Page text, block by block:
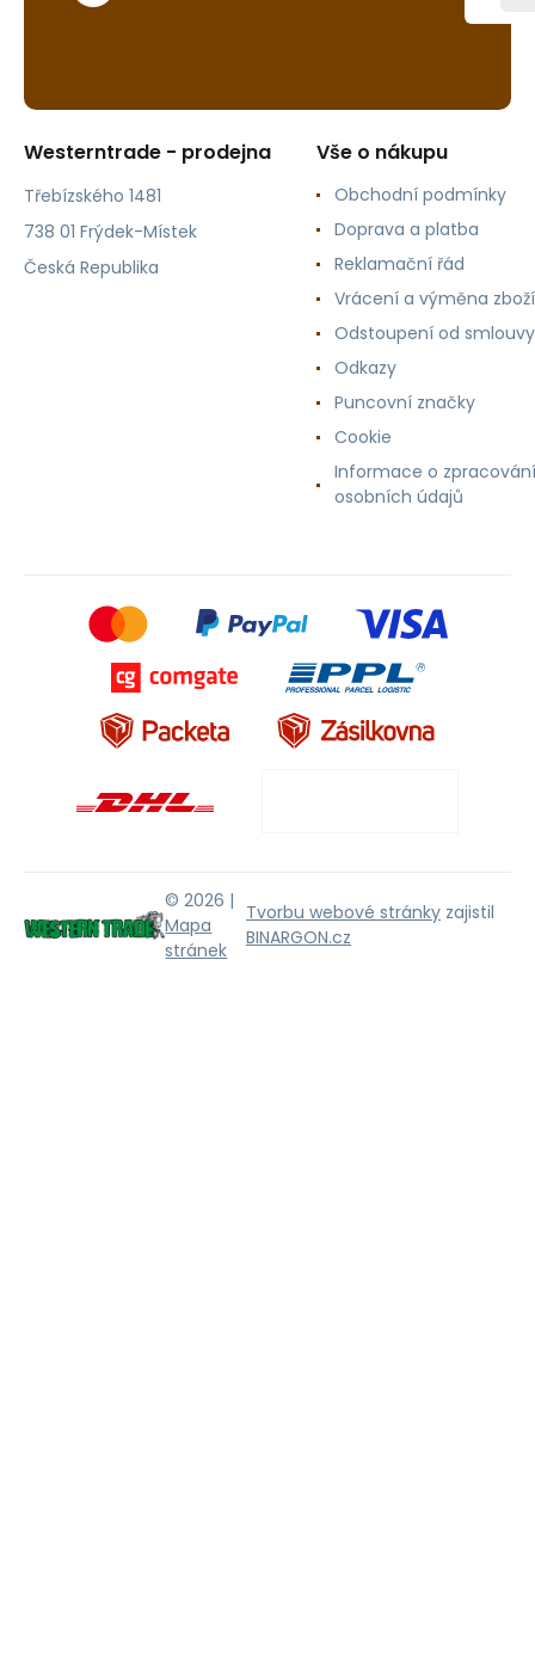
Westerntrade - prodejna
Třebízského 1481
738 01 Frýdek-Místek
Česká Republika
Vše o nákupu
Obchodní podmínky
Doprava a platba
Reklamační řád
Vrácení a výměna zboží
Odstoupení od smlouvy
Odkazy
Puncovní značky
Cookie
Informace o zpracování
osobních údajů
© 2026 |
Mapa
stránek
Tvorbu webové stránky zajistil
BINARGON.cz